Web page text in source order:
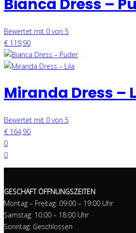
Bianca Dress –
Bewertet mit 0 von 5
€ 119,90
Miranda Dress –
Bewertet mit 0 von 5
€ 164,90
0
0
GESCHÄFT ÖFFNUNGSZEITEN
Montag – Freitag: 09:00 – 19:00 Uhr
Samstag: 10:00 – 18:00 Uhr
Sonntag: Geschlossen